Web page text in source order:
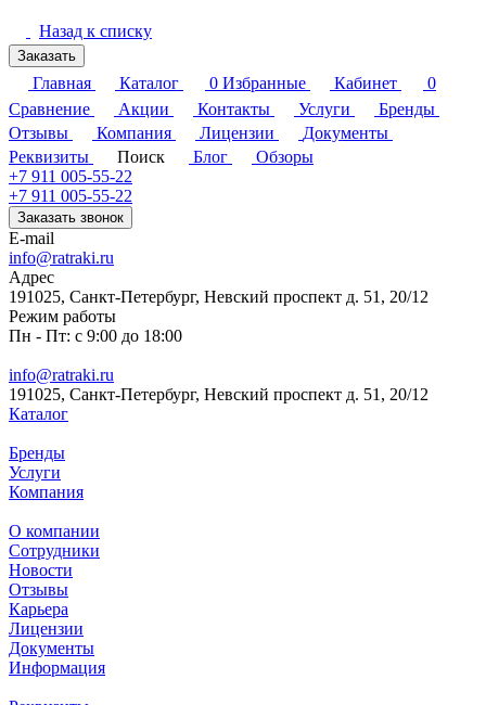
Назад к списку
Заказать
Главная Каталог 0 Избранные Кабинет
0
Сравнение
Акции Контакты Услуги
Бренды
Отзывы
Компания Лицензии
Документы
Реквизиты
Поиск Блог
Обзоры
+7 911 005-55-22
+7 911 005-55-22
Заказать звонок
E-mail
info@ratraki.ru
Адрес
191025, Санкт-Петербург, Невский проспект д. 51, 20/12
Режим работы
Пн - Пт: с 9:00 до 18:00
info@ratraki.ru
191025, Санкт-Петербург, Невский проспект д. 51, 20/12
Каталог
Бренды
Услуги
Компания
О компании
Сотрудники
Новости
Отзывы
Карьера
Лицензии
Документы
Информация